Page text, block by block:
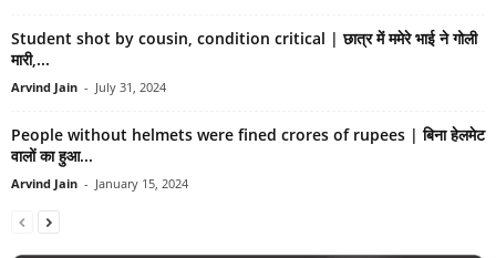
Student shot by cousin, condition critical | छात्र में ममेरे भाई ने गोली
मारी,...
Arvind Jain - July 31, 2024
People without helmets were fined crores of rupees | बिना हेलमेट
वालों का हुआ...
Arvind Jain - January 15, 2024